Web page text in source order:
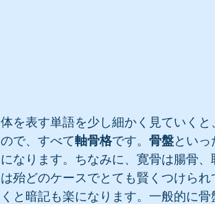
体を表す単語を少し細かく見ていくと
ので、すべて軸骨格です。 骨盤とい
になります。ちなみに、寛骨は腸骨
は殆どのケースでとても賢くつけら
くと暗記も楽になります。一般的に